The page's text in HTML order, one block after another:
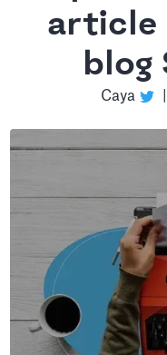
article
blog
Caya